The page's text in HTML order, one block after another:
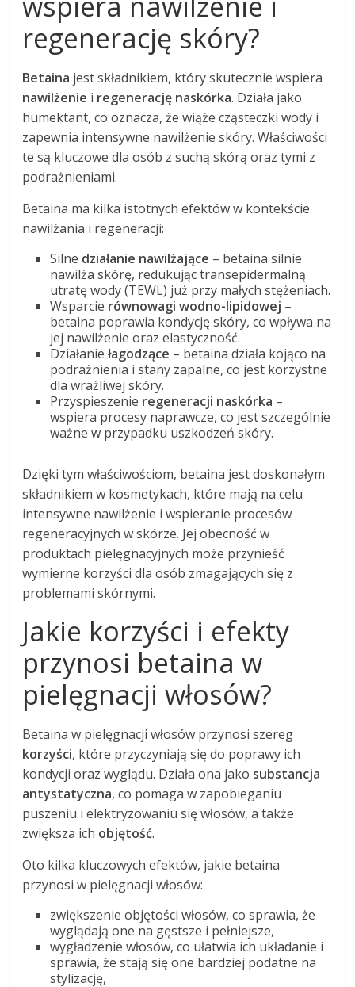
regenerację skóry?
Betaina jest składnikiem, który skutecznie wspiera
nawilżenie i regenerację naskórka. Działa jako
humektant, co oznacza, że wiąże cząsteczki wody i
zapewnia intensywne nawilżenie skóry. Właściwości
te są kluczowe dla osób z suchą skórą oraz tymi z
podrażnieniami.
Betaina ma kilka istotnych efektów w kontekście
nawilżania i regeneracji:
Silne działanie nawilżające – betaina silnie
nawilża skórę, redukując transepidermalną
utratę wody (TEWL) już przy małych stężeniach.
Wsparcie równowagi wodno-lipidowej –
betaina poprawia kondycję skóry, co wpływa na
jej nawilżenie oraz elastyczność.
Działaniełagodzące – betaina działa kojąco na
podrażnienia i stany zapalne, co jest korzystne
dla wrażliwej skóry.
Przyspieszenie regeneracji naskórka –
wspiera procesy naprawcze, co jest szczególnie
ważne w przypadku uszkodzeń skóry.
Dzięki tym właściwościom, betaina jest doskonałym
składnikiem w kosmetykach, które mają na celu
intensywne nawilżenie i wspieranie procesów
regeneracyjnych w skórze. Jej obecność w
produktach pielęgnacyjnych może przynieść
wymierne korzyści dla osób zmagających się z
problemami skórnymi.
Jakie korzyści i efekty
przynosi betaina w
pielęgnacji włosów?
Betaina w pielęgnacji włosów przynosi szereg
korzyści, które przyczyniają się do poprawy ich
kondycji oraz wyglądu. Działa ona jako substancja
antystatyczna, co pomaga w zapobieganiu
puszeniu i elektryzowaniu się włosów, a także
zwiększa ich objętość.
Oto kilka kluczowych efektów, jakie betaina
przynosi w pielęgnacji włosów:
zwiększenie objętości włosów, co sprawia, że
wyglądają one na gęstsze i pełniejsze,
wygładzenie włosów, co ułatwia ich układanie i
sprawia, że stają się one bardziej podatne na
stylizację,